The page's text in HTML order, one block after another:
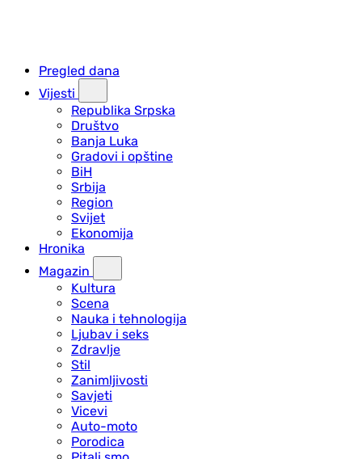
Pregled dana
Vijesti
Republika Srpska
Društvo
Banja Luka
Gradovi i opštine
BiH
Srbija
Region
Svijet
Ekonomija
Hronika
Magazin
Kultura
Scena
Nauka i tehnologija
Ljubav i seks
Zdravlje
Stil
Zanimljivosti
Savjeti
Vicevi
Auto-moto
Porodica